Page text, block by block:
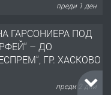
преди 1 ден
ГАРСОНИЕРА ПОД
– ДО
ГР. ХАСКОВО
преди 2 дни